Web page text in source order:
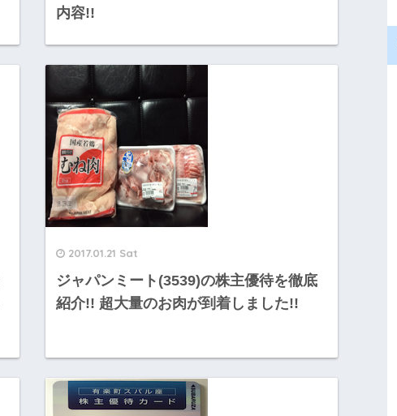
内容!!
2017.01.21 Sat
ジャパンミート(3539)の株主優待を徹底
紹介!! 超大量のお肉が到着しました!!